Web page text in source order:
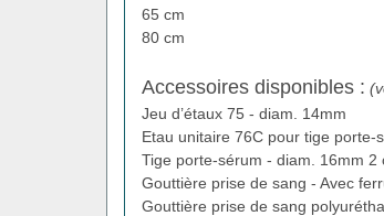
65 cm
80 cm
Accessoires disponibles :
Jeu d’étaux 75 - diam. 14mm
Etau unitaire 76C pour tige porte-
Tige porte-sérum - diam. 16mm
Gouttière prise de sang - Avec
Gouttière prise de sang